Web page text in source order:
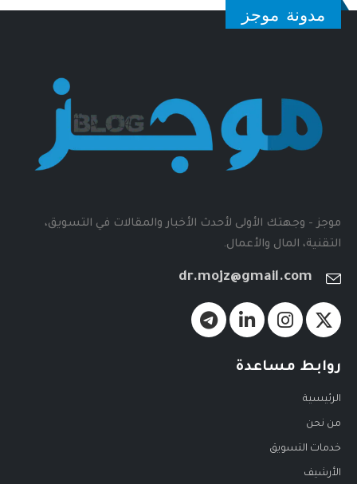
مدونة موجز
موجز - وجهتك الأولى لأحدث الأخبار والمقالات في التسويق،
التقنية، المال والأعمال.
dr.mojz@gmail.com
روابط مساعدة
الرئيسية
من نحن
خدمات التسويق
الأرشيف